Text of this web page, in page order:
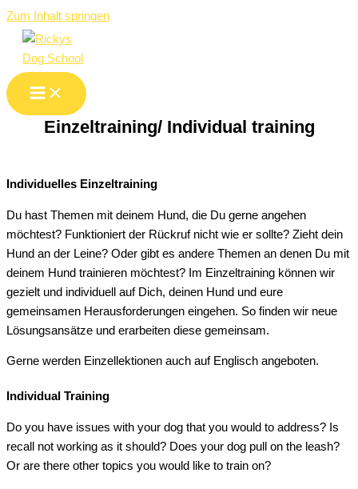
Zum Inhalt springen
Einzeltraining/ Individual training
Individuelles Einzeltraining
Du hast Themen mit deinem Hund, die Du gerne angehen
möchtest? Funktioniert der Rückruf nicht wie er sollte? Zieht dein
Hund an der Leine? Oder gibt es andere Themen an denen Du mit
deinem Hund trainieren möchtest? Im Einzeltraining können wir
gezielt und individuell auf Dich, deinen Hund und eure
gemeinsamen Herausforderungen eingehen. So finden wir neue
Lösungsansätze und erarbeiten diese gemeinsam.
Gerne werden Einzellektionen auch auf Englisch angeboten.
Individual Training
Do you have issues with your dog that you would to address? Is
recall not working as it should? Does your dog pull on the leash?
Or are there other topics you would like to train on?